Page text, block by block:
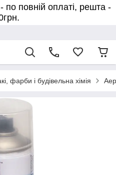
повній оплаті, решта -
фарби і будівельна хімія